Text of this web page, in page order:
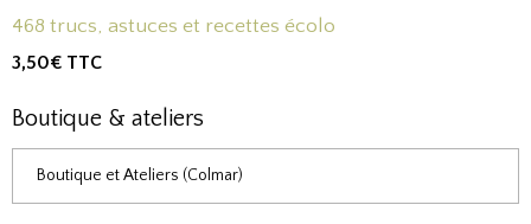
468 trucs, astuces et recettes écolo
3,50€ TTC
Boutique & ateliers
Boutique et Ateliers (Colmar)